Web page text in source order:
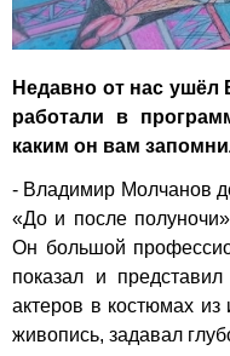
Недавно от нас
работали в
каким он вам
- Владимир Молчанов
«До и после
Он большой
показал и
актеров в костюмах
живопись, задавал